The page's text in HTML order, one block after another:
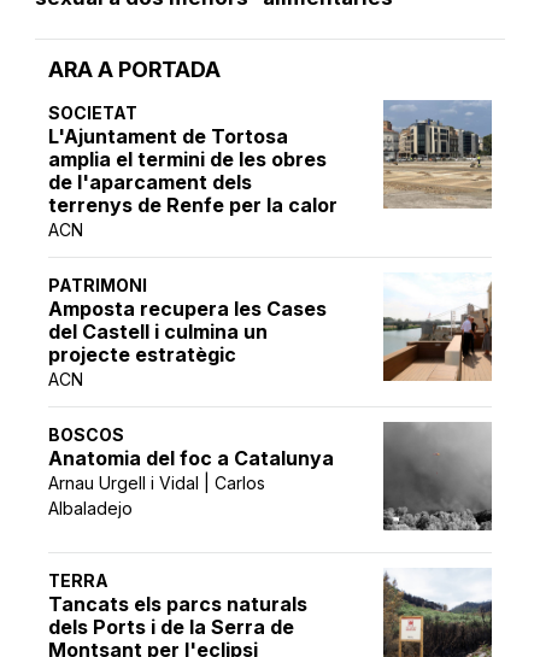
ARA A PORTADA
SOCIETAT
L'Ajuntament de Tortosa
amplia el termini de les obres
de l'aparcament dels
terrenys de Renfe per la calor
ACN
PATRIMONI
Amposta recupera les Cases
del Castell i culmina un
projecte estratègic
ACN
BOSCOS
Anatomia del foc a Catalunya
Arnau Urgell i Vidal | Carlos
Albaladejo
TERRA
Tancats els parcs naturals
dels Ports i de la Serra de
Montsant per l'eclipsi